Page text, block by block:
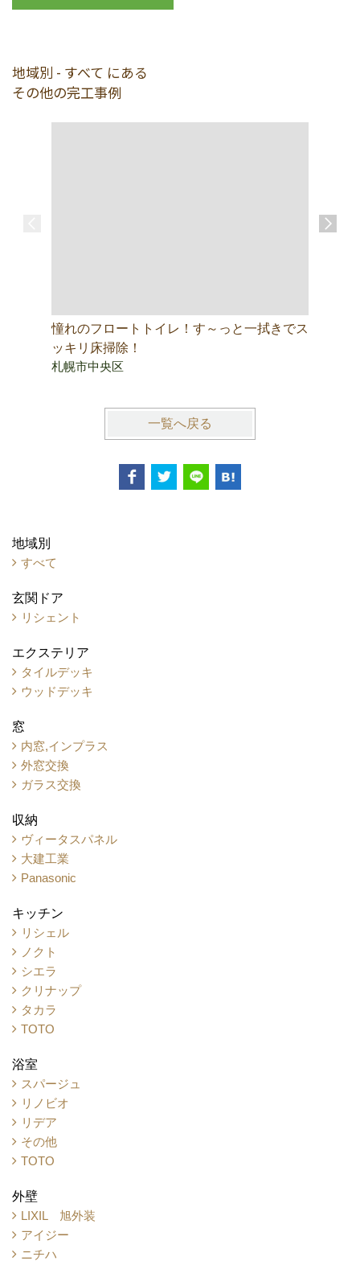
地域別 - すべて にある
その他の完工事例
憧れのフロートトイレ！す～っと一拭きでス
ッキリ床掃除！
札幌市中央区
一覧へ戻る
地域別
すべて
玄関ドア
リシェント
エクステリア
タイルデッキ
ウッドデッキ
窓
内窓,インプラス
外窓交換
ガラス交換
収納
ヴィータスパネル
大建工業
Panasonic
キッチン
リシェル
ノクト
シエラ
クリナップ
タカラ
TOTO
浴室
スパージュ
リノビオ
リデア
その他
TOTO
外壁
LIXIL 旭外装
アイジー
ニチハ